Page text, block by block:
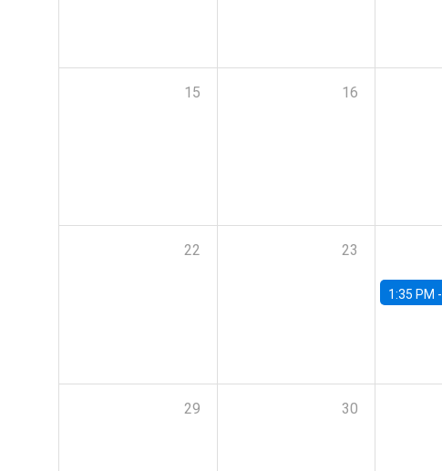
15 16
22 23
1:35 PM -
29 30